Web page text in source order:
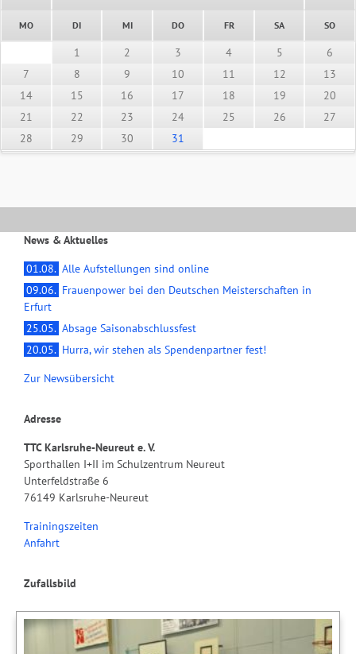
MONTAG DIENSTAG MITTWOCH DONNERSTAGFREITAG SAMSTAG SO
1 2 3 4 5
6
7
8 9 10 11 12
13
14
15 16 17 18 19
20
21
22 23 24 25 26
27
28
29 30 31
News & Aktuelles
01.08. Alle Aufstellungen sind online
09.06. Frauenpower bei den Deutschen Meisterschaften in
Erfurt
25.05. Absage Saisonabschlussfest
20.05. Hurra, wir stehen als Spendenpartner fest!
Zur Newsübersicht
Adresse
TTC Karlsruhe-Neureut e. V.
Sporthallen I+II im Schulzentrum Neureut
Unterfeldstraße 6
76149 Karlsruhe-Neureut
Trainingszeiten
Anfahrt
Zufallsbild